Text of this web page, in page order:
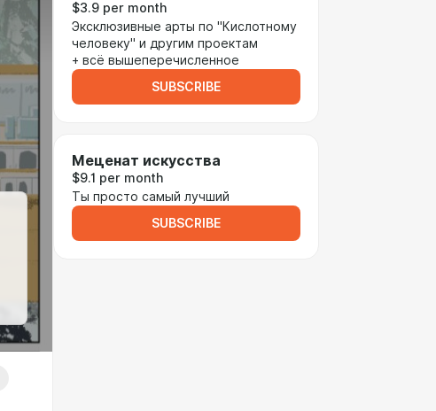
$3.9 per month
Эксклюзивные арты по "Кислотному
человеку" и другим проектам
+ всё вышеперечисленное
SUBSCRIBE
Меценат искусства
$9.1 per month
Ты просто самый лучший
SUBSCRIBE